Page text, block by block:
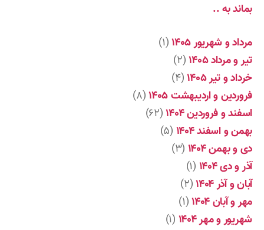
بماند به ..
مرداد و شهریور ۱۴۰۵
(۱)
تیر و مرداد ۱۴۰۵
(۲)
خرداد و تیر ۱۴۰۵
(۴)
فروردین و اردیبهشت ۱۴۰۵
(۸)
اسفند و فروردین ۱۴۰۴
(۶۲)
بهمن و اسفند ۱۴۰۴
(۵)
دی و بهمن ۱۴۰۴
(۳)
آذر و دی ۱۴۰۴
(۱)
آبان و آذر ۱۴۰۴
(۲)
مهر و آبان ۱۴۰۴
(۱)
شهریور و مهر ۱۴۰۴
(۱)